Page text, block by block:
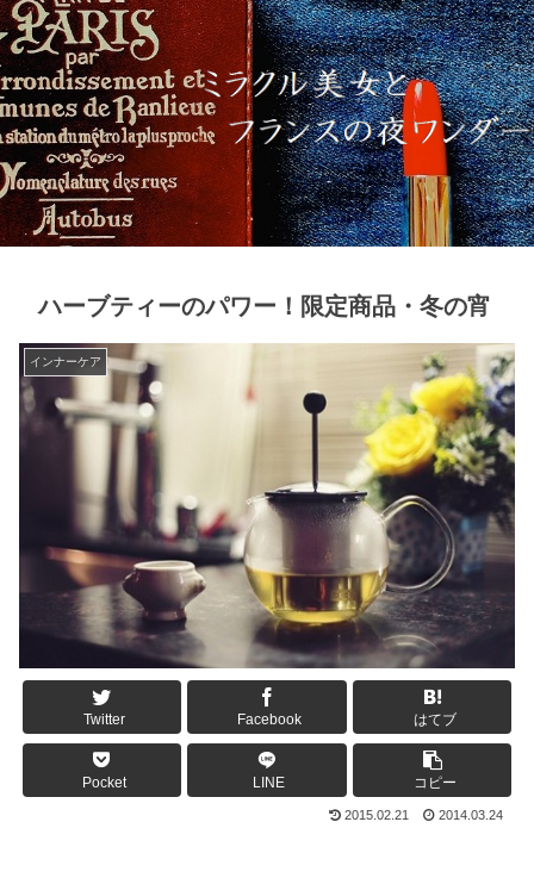
ハーブティーのパワー！限定商品・冬の宵
インナーケア
Twitter Facebook はてブ
Pocket LINE コピー
2015.02.21 2014.03.24